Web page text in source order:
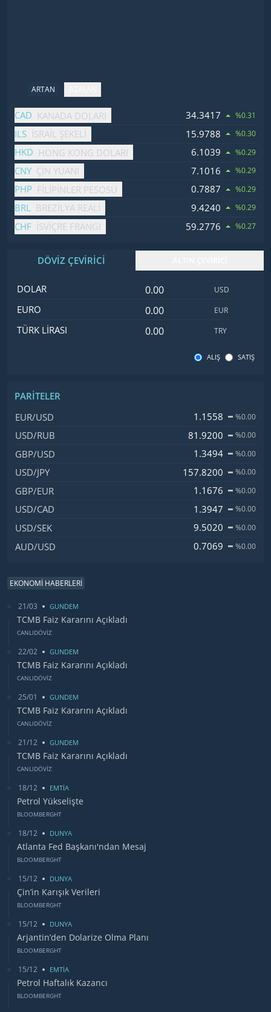
ARTAN
İsim FiyatDeğişim
CAD KANADA DOLARI 34.3417 %0.31
ILS İSRAIL ŞEKELI 15.9788 %0.30
HKD HONG KONG DOLARI 6.1039 %0.29
CNY ÇIN YUANI 7.1016 %0.29
PHP FILIPINLER PESOSU 0.7887 %0.29
BRL BREZILYA REALI 9.4240 %0.29
CHF İSVIÇRE FRANGI 59.2776 %0.27
DÖVİZ ÇEVİRİCİ
İsimDeğer
DOLAR Dolar değeri USD
EURO Euro değeri EUR
TÜRK LIRASI Türk Lirası değeri
TRY
ALIŞ SATIŞ
PARITELER
İsim, Kod
EUR/USD 1.1558 %0.00
USD/RUB 81.9200 %0.00
GBP/USD 1.3494 %0.00
USD/JPY 157.8200 %0.00
GBP/EUR 1.1676 %0.00
USD/CAD 1.3947 %0.00
USD/SEK 9.5020 %0.00
AUD/USD 0.7069 %0.00
EKONOMİ HABERLERİ
21/03 GUNDEM
TCMB Faiz Kararını Açıkladı
CANLIDÖVİZ
22/02 GUNDEM
TCMB Faiz Kararını Açıkladı
CANLIDÖVİZ
25/01 GUNDEM
TCMB Faiz Kararını Açıkladı
CANLIDÖVİZ
21/12 GUNDEM
TCMB Faiz Kararını Açıkladı
CANLIDÖVİZ
18/12 EMTİA
Petrol Yükselişte
BLOOMBERGHT
18/12 DUNYA
Atlanta Fed Başkanı'ndan Mesaj
BLOOMBERGHT
15/12 DUNYA
Çin’in Karışık Verileri
BLOOMBERGHT
15/12 DUNYA
Arjantin’den Dolarize Olma Planı
BLOOMBERGHT
15/12 EMTİA
Petrol Haftalık Kazancı
BLOOMBERGHT